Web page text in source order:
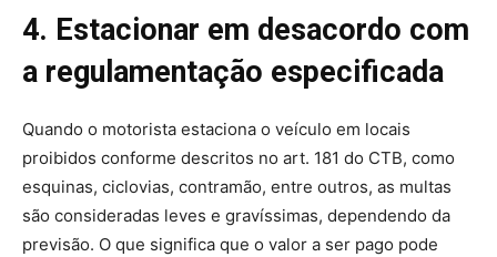
4. Estacionar em desacordo com
a regulamentação especificada
Quando o motorista estaciona o veículo em locais
proibidos conforme descritos no art. 181 do CTB, como
esquinas, ciclovias, contramão, entre outros, as multas
são consideradas leves e gravíssimas, dependendo da
previsão. O que significa que o valor a ser pago pode